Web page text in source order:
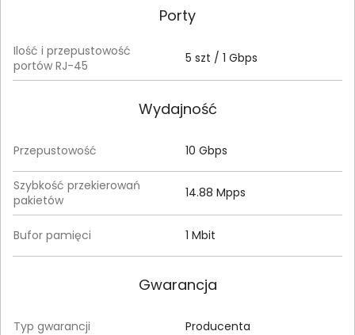
Porty
Ilość i przepustowość
portów RJ-45
5 szt / 1 Gbps
Wydajność
Przepustowość 10 Gbps
Szybkość przekierowań
pakietów
14.88 Mpps
Bufor pamięci 1 Mbit
Gwarancja
Typ gwarancji Producenta